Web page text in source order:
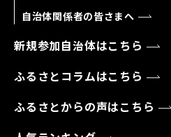
自治体関係者の皆さまへ
新規参加自治体はこちら
ふるさとコラムはこちら
ふるさとからの声はこちら